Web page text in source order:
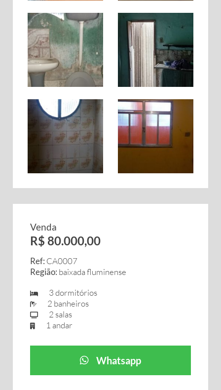
Venda
R$ 80.000,00
Ref: CA0007
Região: baixada fluminense
3 dormitórios
2 banheiros
2 salas
1 andar
Whatsapp